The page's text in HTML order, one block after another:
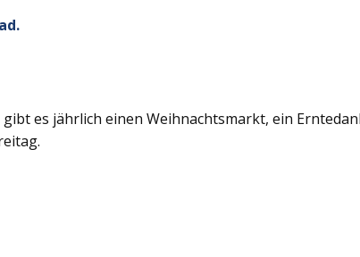
es jährlich einen Weihnachtsmarkt, ein